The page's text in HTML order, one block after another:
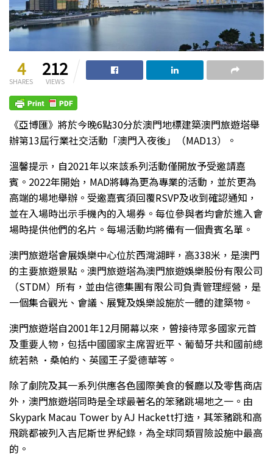
4
SHARES
212
VIEWS
《亞博匯》將於今晚6點30分於澳門地標建築澳門旅遊塔舉
辦第13屆行業社交活動「澳門入夜後」（MAD13）。
溫馨提示，自2021年以來該系列活動僅開放予受邀請嘉
賓。2022年開始，MAD將轉為更為專業的活動，並於更為
高端的場地舉辦。受邀嘉賓須回覆RSVP及收到確認通知，
並在入場時出示手機內的入場券。每位參與者均會於進入會
場時提供他們的名片。每場活動均將備有一個貴賓名單。
澳門旅遊塔會展娛樂中心位於西灣湖畔，高338米，是澳門
的主要旅遊景點。澳門旅遊塔為澳門旅遊娛樂股份有限公司
（STDM）所有，並由信德集團有限公司負責管理經營，是
一個集合觀光、會議、展覽及娛樂設施於一體的建築物。
澳門旅遊塔自2001年12月開幕以來，曾接待眾多國家元首
及重要人物，包括中國國家主席習近平、葡萄牙共和國前總
統若熱 ·桑帕約、英國王子愛德華等。
除了劇院及其一系列供應各色國際美食的餐廳以及零售商店
外，澳門旅遊塔同時是全球最著名的笨豬跳場地之一。由
Skypark Macau Tower by AJ Hackett打造，其笨豬跳和高
飛跳都被列入吉尼斯世界紀錄，為全球同類冒險設施中最高
的。